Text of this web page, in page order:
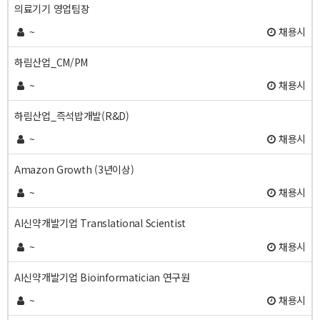
의료기기 영업팀장
~
채용시
하림산업_CM/PM
~
채용시
하림산업_즉석밥개발(R&D)
~
채용시
Amazon Growth (3년이상)
~
채용시
AI신약개발기업 Translational Scientist
~
채용시
AI신약개발기업 Bioinformatician 연구원
~
채용시